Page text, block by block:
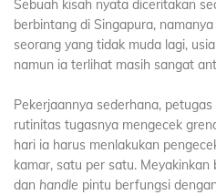
Sebuah kisah nyata diceritakan
berbintang di Singapura,
seorang yang tidak muda lagi,
namun ia terlihat masih sangat
Pekerjaannya sederhana, petugas
rutinitas tugasnya mengecek
hari ia harus menlakukan
kamar, satu per satu.
dan handle pintu berfungsi